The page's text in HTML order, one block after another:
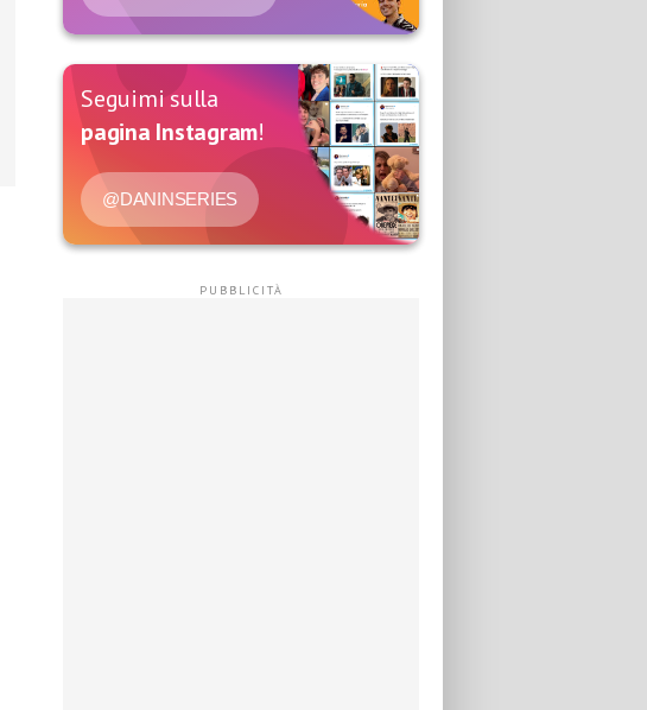
Seguimi sulla
pagina Instagram!
@DANINSERIES